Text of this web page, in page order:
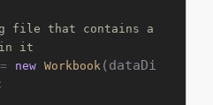
file that contains a
in it
= new Workbook (dataDi